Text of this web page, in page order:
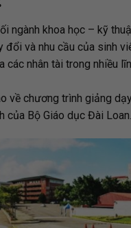
ngành khoa học – kỹ
và nhu cầu của sinh
nhân tài trong nhiều
về chương trình giảng
Bộ Giáo dục Đài Loan.